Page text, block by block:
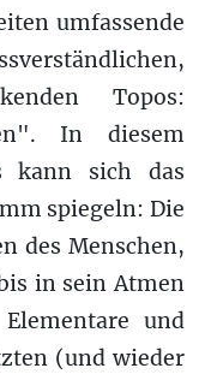
umfassende
Topos:
In diesem
kann sich das
spiegeln: Die
des Menschen,
in sein Atmen
und
(und wieder